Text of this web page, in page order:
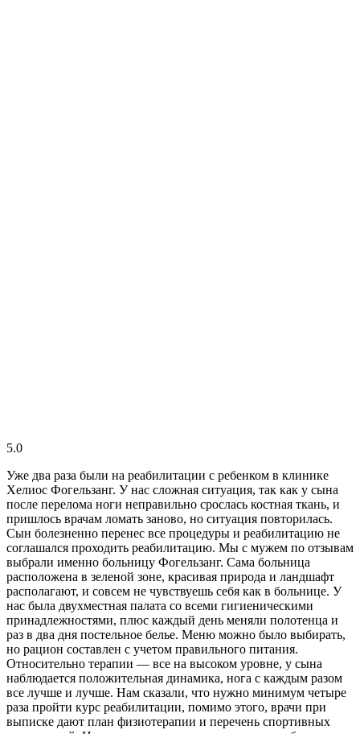
5.0
Уже два раза были на реабилитации с ребенком в клинике
Хелиос Фогельзанг. У нас сложная ситуация, так как у сына
после перелома ноги неправильно срослась костная ткань, и
пришлось врачам ломать заново, но ситуация повторилась.
Сын болезненно перенес все процедуры и реабилитацию не
соглашался проходить реабилитацию. Мы с мужем по отзывам
выбрали именно больницу Фогельзанг. Сама больница
расположена в зеленой зоне, красивая природа и ландшафт
располагают, и совсем не чувствуешь себя как в больнице. У
нас была двухместная палата со всеми гигиеническими
принадлежностями, плюс каждый день меняли полотенца и
раз в два дня постельное белье. Меню можно было выбирать,
но рацион составлен с учетом правильного питания.
Относительно терапии — все на высоком уровне, у сына
наблюдается положительная динамика, нога с каждым разом
все лучше и лучше. Нам сказали, что нужно минимум четыре
раза пройти курс реабилитации, помимо этого, врачи при
выписке дают план физиотерапии и перечень спортивных